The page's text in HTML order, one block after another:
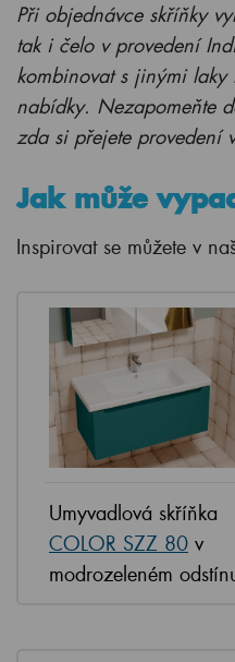
Při objednávce skříňky
tak i čelo v provedení
kombinovat s jinými
nabídky. Nezapomeňte
zda si přejete provedení
Jak může
Inspirovat se můžete v
Umyvadlová skříňka
COLOR SZZ 80 v
modrozeleném